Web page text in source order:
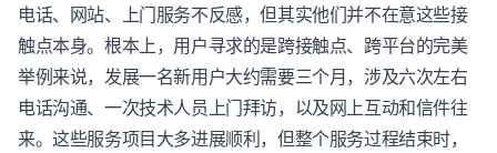
电话、网站、上门服务不反感，但其实他们并不在意这些接
触点本身。根本上，用户寻求的是跨接触点、跨平台的完美
举例来说，发展一名新用户大约需要三个月，涉及六次左右
电话沟通、一次技术人员上门拜访，以及网上互动和信件往
来。这些服务项目大多进展顺利，但整个服务过程结束时，